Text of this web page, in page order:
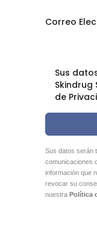
Correo
Sus
Skindrug
de
Sus datos serán
comunicaciones
información que
revocar su
nuestra Política